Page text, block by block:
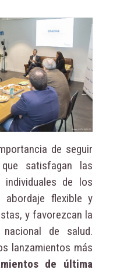
de seguir
satisfagan las
individuales de los
abordaje flexible y
y favorezcan la
de salud.
lanzamientos más
de última